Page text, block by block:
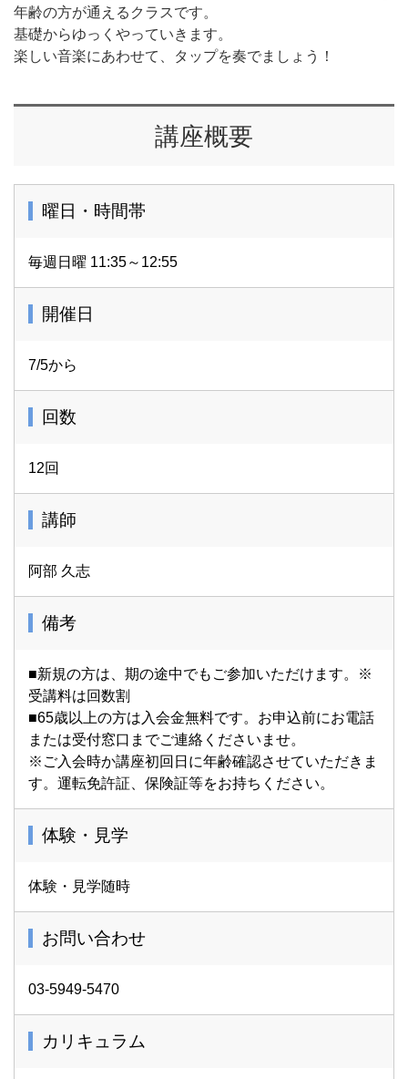
年齢の方が通えるクラスです。
基礎からゆっくやっていきます。
楽しい音楽にあわせて、タップを奏でましょう！
講座概要
曜日・時間帯
毎週日曜 11:35～12:55
開催日
7/5から
回数
12回
講師
阿部 久志
備考
■新規の方は、期の途中でもご参加いただけます。※
受講料は回数割
■65歳以上の方は入会金無料です。お申込前にお電話
または受付窓口までご連絡くださいませ。
※ご入会時か講座初回日に年齢確認させていただきま
す。運転免許証、保険証等をお持ちください。
体験・見学
体験・見学随時
お問い合わせ
03-5949-5470
カリキュラム